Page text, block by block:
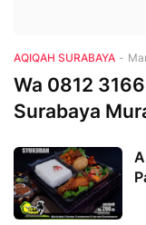
AQIQAH SURABAYA -
Wa 0812
Surabaya